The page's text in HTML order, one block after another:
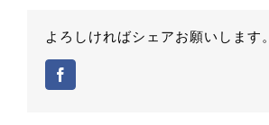
よろしければシェアお願いします。